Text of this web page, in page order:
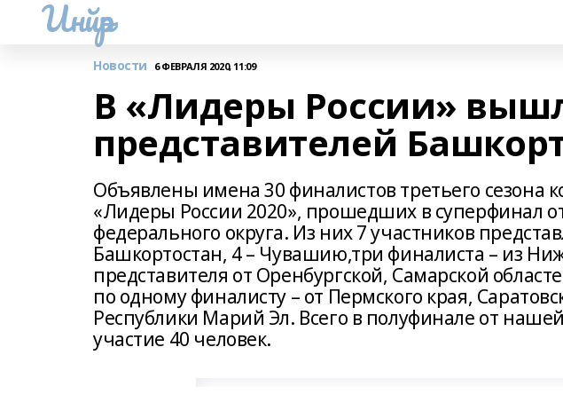
Инйәр
Новости 6 ФЕВРАЛЯ 2020, 11:09
В «Лидеры России»
представителей
Объявлены имена 30 финалистов третьего сезона
«Лидеры России 2020», прошедших в суперфинал
федерального округа. Из них 7 участников
Башкортостан, 4 – Чувашию,три финалиста – из
представителя от Оренбургской, Самарской
по одному финалисту – от Пермского края,
Республики Марий Эл. Всего в полуфинале от
участие 40 человек.